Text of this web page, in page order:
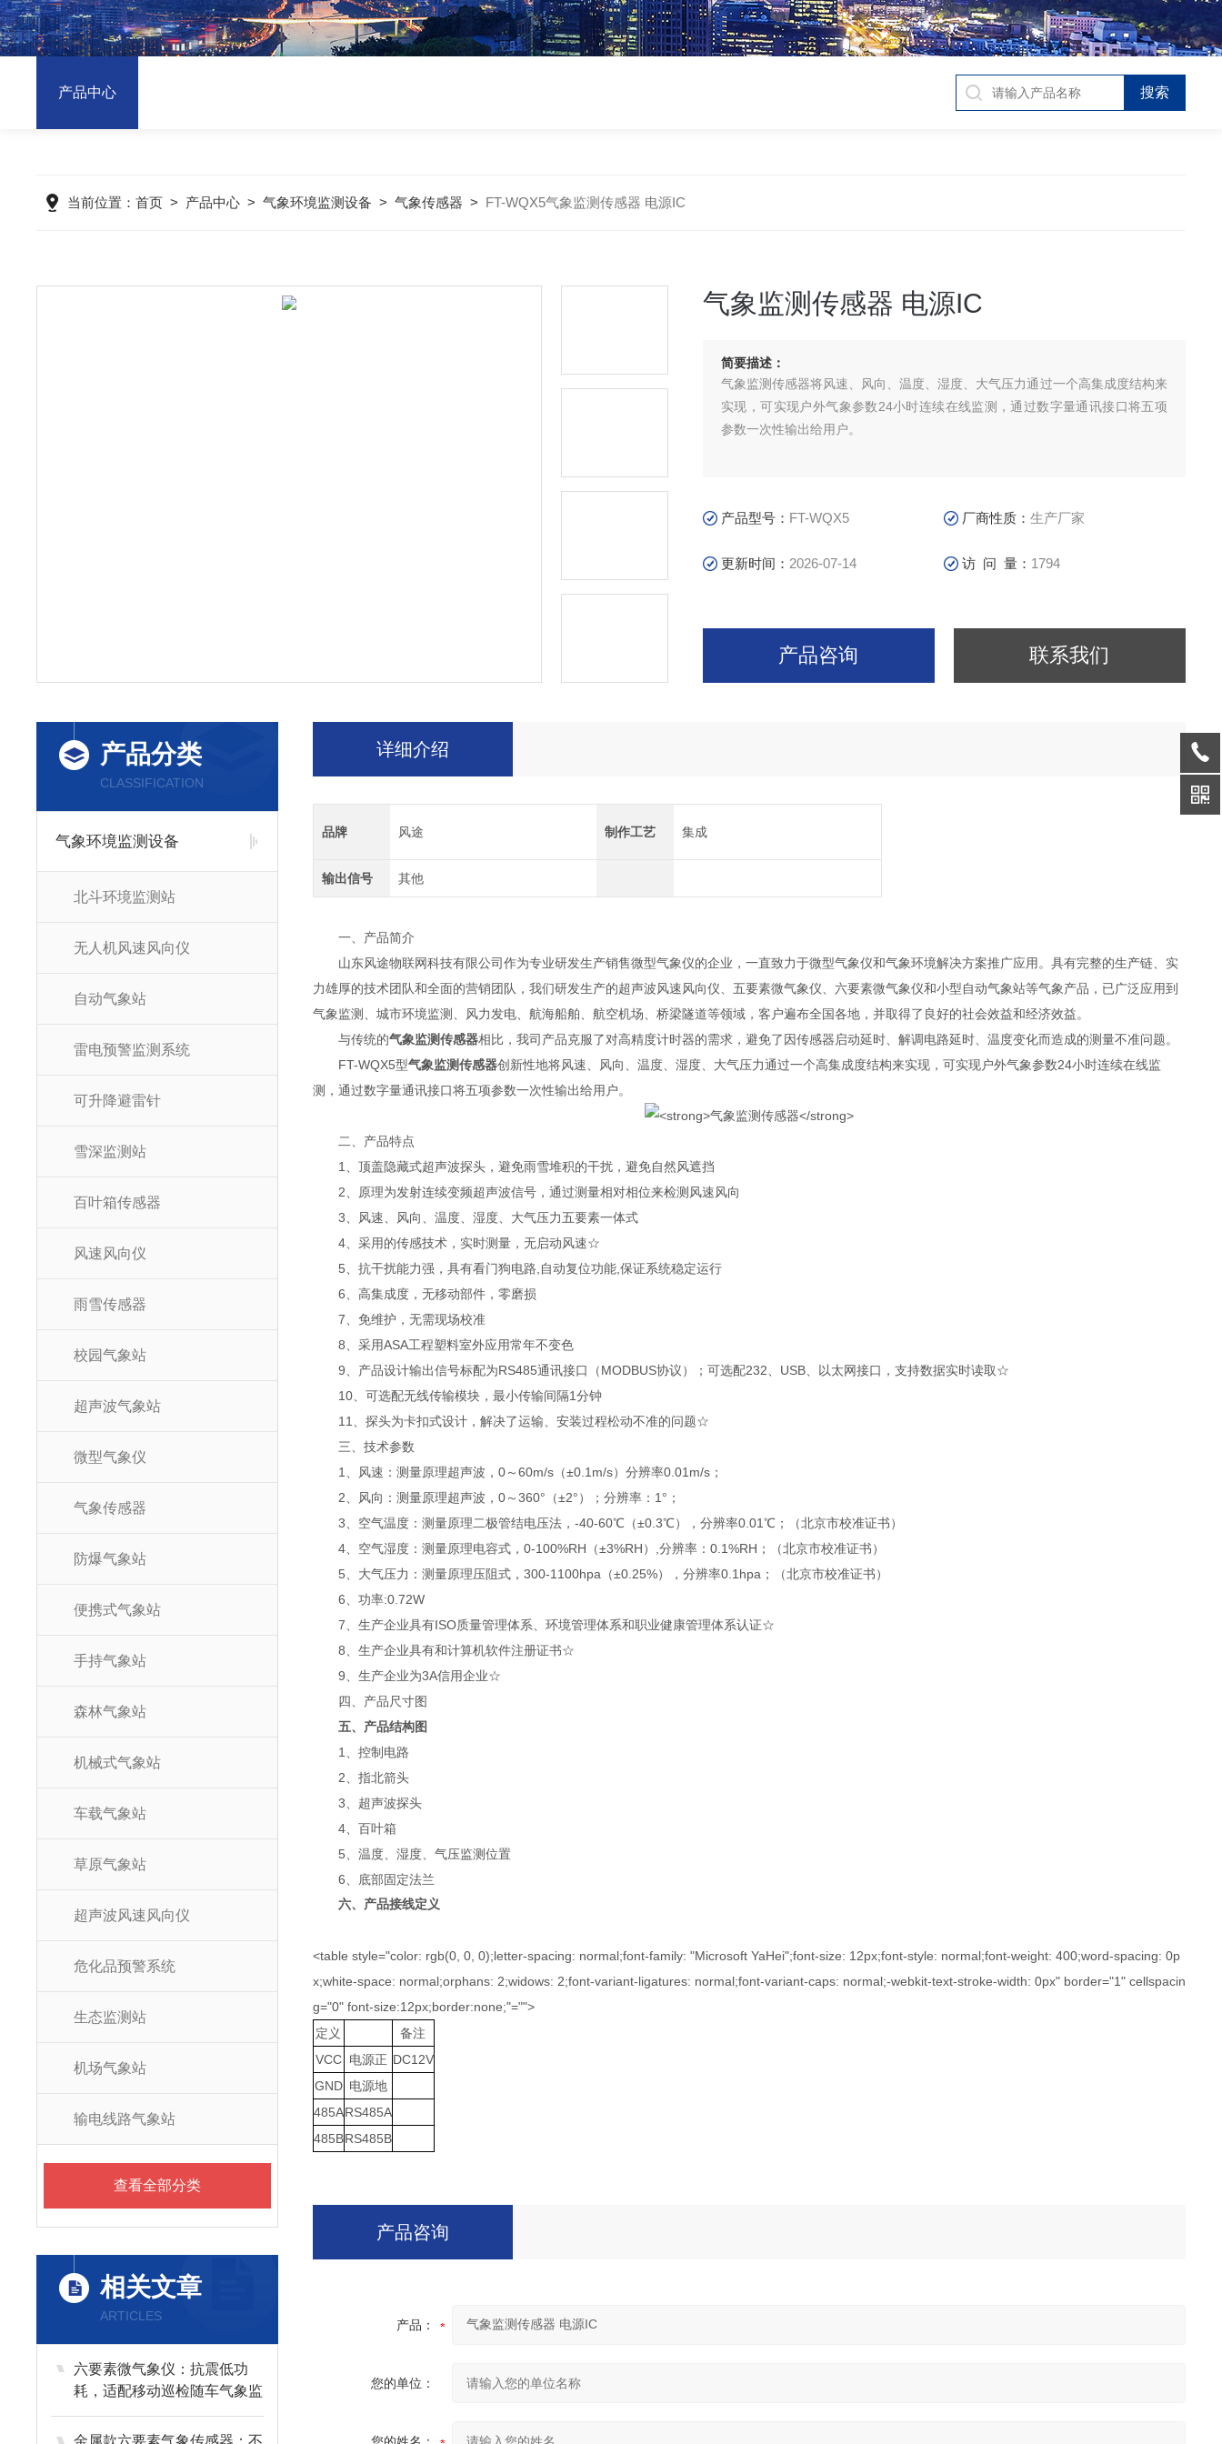
产品中心
当前位置：首页 > 产品中心 >气象环境监测设备 >气象传感器 > FT-WQX5气象监测传感器 电源IC
气象监测传感器 电源IC
简要描述：
气象监测传感器将风速、风向、温度、湿度、大气压力通过一个高集成度结构来
实现，可实现户外气象参数24小时连续在线监测，通过数字量通讯接口将五项
参数一次性输出给用户。
产品型号： FT-WQX5 厂商性质：生产厂家
更新时间： 2026-07-14 访 问 量： 1794
产品咨询 联系我们
产品分类
CLASSIFICATION
气象环境监测设备
北斗环境监测站
无人机风速风向仪
自动气象站
雷电预警监测系统
可升降避雷针
雪深监测站
百叶箱传感器
风速风向仪
雨雪传感器
校园气象站
超声波气象站
微型气象仪
气象传感器
防爆气象站
便携式气象站
手持气象站
森林气象站
机械式气象站
车载气象站
草原气象站
超声波风速风向仪
危化品预警系统
生态监测站
机场气象站
输电线路气象站
查看全部分类
相关文章
ARTICLES
六要素微气象仪：抗震低功
耗，适配移动巡检随车气象监
测
金属款六要素气象传感器：不
详细介绍
品牌 风途 制作工艺 集成
输出信号 其他
一、产品简介
山东风途物联网科技有限公司作为专业研发生产销售微型气象仪的企业，一直致力于微型气象仪和气象环境解决方案推广应用。具有完整的生产链、实
力雄厚的技术团队和全面的营销团队，我们研发生产的超声波风速风向仪、五要素微气象仪、六要素微气象仪和小型自动气象站等气象产品，已广泛应用到
气象监测、城市环境监测、风力发电、航海船舶、航空机场、桥梁隧道等领域，客户遍布全国各地，并取得了良好的社会效益和经济效益。
与传统的气象监测传感器相比，我司产品克服了对高精度计时器的需求，避免了因传感器启动延时、解调电路延时、温度变化而造成的测量不准问题。
FT-WQX5型气象监测传感器创新性地将风速、风向、温度、湿度、大气压力通过一个高集成度结构来实现，可实现户外气象参数24小时连续在线监
测，通过数字量通讯接口将五项参数一次性输出给用户。
二、产品特点
1、顶盖隐藏式超声波探头，避免雨雪堆积的干扰，避免自然风遮挡
2、原理为发射连续变频超声波信号，通过测量相对相位来检测风速风向
3、风速、风向、温度、湿度、大气压力五要素一体式
4、采用的传感技术，实时测量，无启动风速☆
5、抗干扰能力强，具有看门狗电路,自动复位功能,保证系统稳定运行
6、高集成度，无移动部件，零磨损
7、免维护，无需现场校准
8、采用ASA工程塑料室外应用常年不变色
9、产品设计输出信号标配为RS485通讯接口（MODBUS协议）；可选配232、USB、以太网接口，支持数据实时读取☆
10、可选配无线传输模块，最小传输间隔1分钟
11、探头为卡扣式设计，解决了运输、安装过程松动不准的问题☆
三、技术参数
1、风速：测量原理超声波，0～60m/s（±0.1m/s）分辨率0.01m/s；
2、风向：测量原理超声波，0～360°（±2°）；分辨率：1°；
3、空气温度：测量原理二极管结电压法，-40-60℃（±0.3℃），分辨率0.01℃ ；（北京市校准证书）
4、空气湿度：测量原理电容式，0-100%RH（±3%RH）,分辨率：0.1%RH；（北京市校准证书）
5、大气压力：测量原理压阻式，300-1100hpa（±0.25%），分辨率0.1hpa；（北京市校准证书）
6、功率:0.72W
7、生产企业具有ISO质量管理体系、环境管理体系和职业健康管理体系认证☆
8、生产企业具有和计算机软件注册证书☆
9、生产企业为3A信用企业☆
四、产品尺寸图
五、产品结构图
1、控制电路
2、指北箭头
3、超声波探头
4、百叶箱
5、温度、湿度、气压监测位置
6、底部固定法兰
六、产品接线定义
<table style="color: rgb(0, 0, 0);letter-spacing: normal;font-family: "Microsoft YaHei";font-size: 12px;font-style: normal;font-weight: 400;word-spacing: 0p
x;white-space: normal;orphans: 2;widows: 2;font-variant-ligatures: normal;font-variant-caps: normal;-webkit-text-stroke-width: 0px" border="1" cellspacin
g="0" font-size:12px;border:none;"="">
定义
备注
VCC 电源正 DC12V
GND 电源地
485ARS485A
485BRS485B
产品咨询
产品：
您的单位：